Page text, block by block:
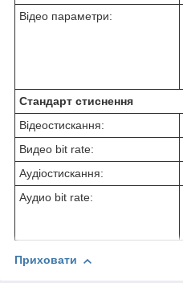
Відео параметри:
Стандарт стиснення
Відеостискання:
Видео bit rate:
Аудіостискання:
Аудио bit rate:
Приховати